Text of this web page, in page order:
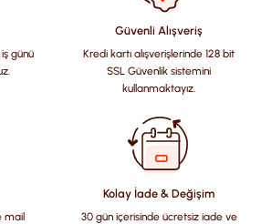
teşekkür ederiz.
veya görüntülenemiyor.
eksik bilgiler bulunuyor.
bulunuyor.
daha pahalı.
alternatifler olmalı.
iş günü
Güvenli Alışveriş
Kredi kartı alışverişlerinde 128 bit
SSL Güvenlik sistemini
kullanmaktayız.
mail
Kolay İade & Değişim
30 gün içerisinde ücretsiz iade ve